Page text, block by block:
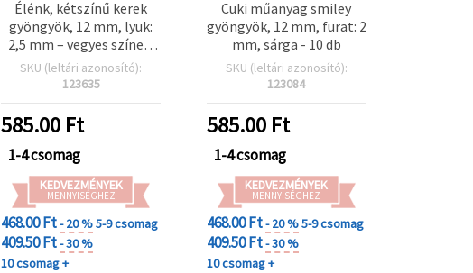
Élénk, kétszínű kerek
gyöngyök, 12 mm, lyuk:
2,5 mm – vegyes színek,
20 g (~20 db) – tökéletes
színes DIY és kreatív
SKU (leltári azonosító):
123635
585.00 Ft
1-4 csomag
KEDVEZMÉNYEK
MENNYISÉGHEZ
468.00 Ft- 20 %5-9 csomag
409.50 Ft- 30 %
10 csomag +
Cuki műanyag smiley
gyöngyök, 12 mm, furat: 2
mm, sárga - 10 db
SKU (leltári azonosító):
123084
585.00Ft
1-4 csomag
KEDVEZMÉNYEK
MENNYISÉGHEZ
468.00 Ft- 20 %5-9 csomag
409.50 Ft- 30 %
10 csomag +